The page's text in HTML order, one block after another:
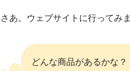
さあ。ウェブサイトに行ってみ
どんな商品があるかな？